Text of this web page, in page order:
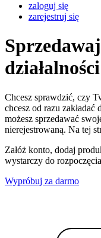
zaloguj się
zarejestruj się
Chcesz sprawdzić, czy
chcesz od razu zakładać
możesz sprzedawać
nierejestrowaną. Na tej
Załóż konto, dodaj
wystarczy do
Wypróbuj za darmo